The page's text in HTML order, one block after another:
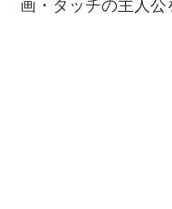
画・タッチの主人公